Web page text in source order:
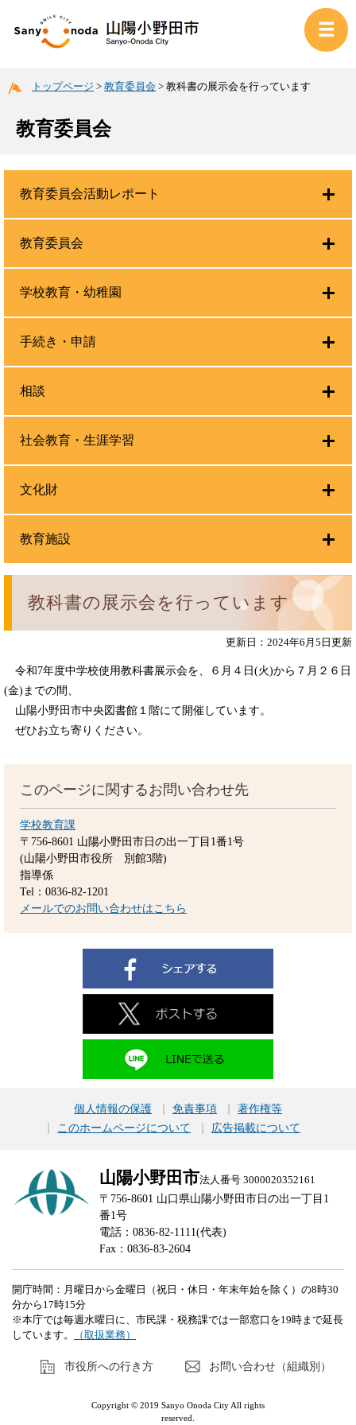
トップページ > 教育委員会 > 教科書の展示会を行っています
教育委員会
教科書の展示会を行っています
更新日：2024年6月5日更新
令和7年度中学校使用教科書展示会を、６月４日(火)から７月２６日
(金)までの間、
山陽小野田市中央図書館１階にて開催しています。
ぜひお立ち寄りください。
このページに関するお問い合わせ先
学校教育課
〒756-8601 山陽小野田市日の出一丁目1番1号
(山陽小野田市役所 別館3階)
指導係
Tel：0836-82-1201
メールでのお問い合わせはこちら
教育委員会活動レポート
教育委員会
学校教育・幼稚園
手続き・申請
相談
社会教育・生涯学習
文化財
教育施設
個人情報の保護 免責事項
著作権等
このホームページについて
広告掲載について
山陽小野田市法人番号 3000020352161
〒756-8601 山口県山陽小野田市日の出一丁目1
番1号
電話：0836-82-1111(代表)
Fax：0836-83-2604
開庁時間：月曜日から金曜日（祝日・休日・年末年始を除く）の8時30
分から17時15分
※本庁では毎週水曜日に、市民課・税務課では一部窓口を19時まで延長
しています。
（取扱業務）
市役所への行き方 お問い合わせ（組織別）
Copyright © 2019 Sanyo Onoda City All rights
reserved.